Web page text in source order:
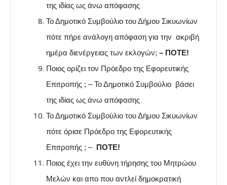
της ιδίας ως άνω απόφασης
Το Δημοτικό Συμβούλιο του Δήμου Σικυωνίων
πότε πήρε ανάλογη απόφαση για την ακριβή
ημέρα διενέργειας των εκλογών; – ΠΟΤΕ!
Ποιος ορίζει τον Πρόεδρο της Εφορευτικής
Επιτροπής ; – Το Δημοτικό Συμβούλιο βάσει
της ιδίας ως άνω απόφασης
Το Δημοτικό Συμβούλιο του Δήμου Σικυωνίων
πότε όρισε Πρόεδρο της Εφορευτικής
Επιτροπής ; – ΠΟΤΕ!
Ποιος έχει την ευθύνη τήρησης του Μητρώου
Μελών και απο που αντλεί δημοκρατική